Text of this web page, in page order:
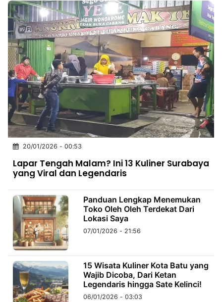
20/01/2026 - 00:53
Lapar Tengah Malam? Ini 13 Kuliner Surabaya
yang Viral dan Legendaris
Panduan Lengkap Menemukan
Toko Oleh Oleh Terdekat Dari
Lokasi Saya
07/01/2026 - 21:56
15 Wisata Kuliner Kota Batu yang
Wajib Dicoba, Dari Ketan
Legendaris hingga Sate Kelinci!
06/01/2026 - 03:03